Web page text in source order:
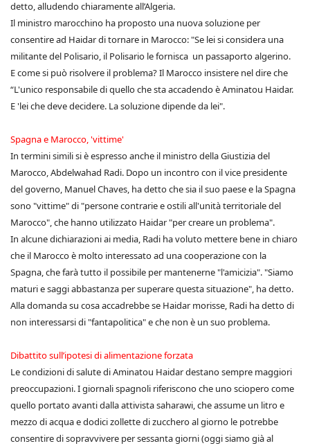
detto, alludendo chiaramente all’Algeria.
Il ministro marocchino ha proposto una nuova soluzione per
consentire ad Haidar di tornare in Marocco: "Se lei si considera una
militante del Polisario, il Polisario le fornisca un passaporto algerino.
E come si può risolvere il problema? Il Marocco insistere nel dire che
“L'unico responsabile di quello che sta accadendo è Aminatou Haidar.
E 'lei che deve decidere. La soluzione dipende da lei".
Spagna e Marocco, 'vittime'
In termini simili si è espresso anche il ministro della Giustizia del
Marocco, Abdelwahad Radi. Dopo un incontro con il vice presidente
del governo, Manuel Chaves, ha detto che sia il suo paese e la Spagna
sono "vittime" di "persone contrarie e ostili all'unità territoriale del
Marocco", che hanno utilizzato Haidar "per creare un problema".
In alcune dichiarazioni ai media, Radi ha voluto mettere bene in chiaro
che il Marocco è molto interessato ad una cooperazione con la
Spagna, che farà tutto il possibile per mantenerne "l'amicizia". "Siamo
maturi e saggi abbastanza per superare questa situazione", ha detto.
Alla domanda su cosa accadrebbe se Haidar morisse, Radi ha detto di
non interessarsi di "fantapolitica" e che non è un suo problema.
Dibattito sull’ipotesi di alimentazione forzata
Le condizioni di salute di Aminatou Haidar destano sempre maggiori
preoccupazioni. I giornali spagnoli riferiscono che uno sciopero come
quello portato avanti dalla attivista saharawi, che assume un litro e
mezzo di acqua e dodici zollette di zucchero al giorno le potrebbe
consentire di sopravvivere per sessanta giorni (oggi siamo già al